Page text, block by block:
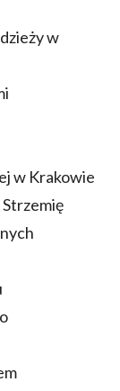
w
w Krakowie